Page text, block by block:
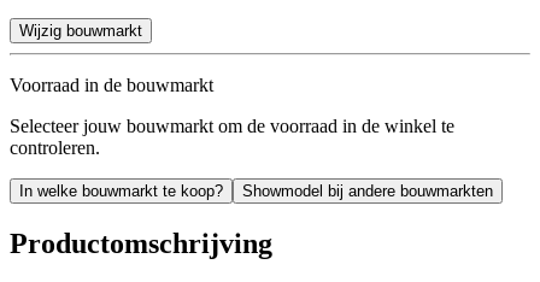
Wijzig bouwmarkt
Voorraad in de bouwmarkt
Selecteer jouw bouwmarkt om de voorraad in de winkel te
controleren.
In welke bouwmarkt te koop? Showmodel bij andere bouwmarkten
Productomschrijving